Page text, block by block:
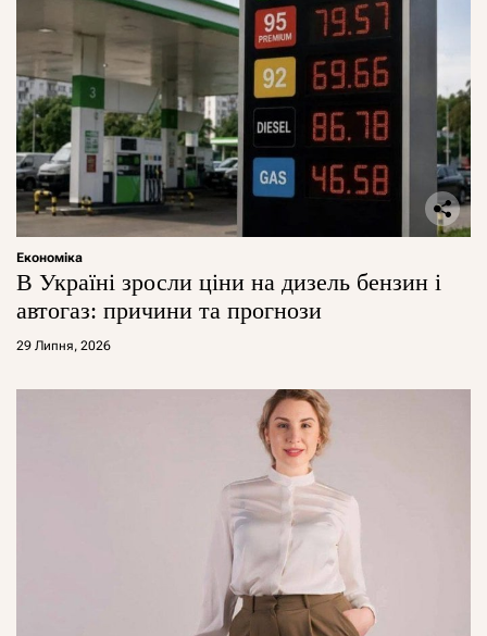
Економіка
В Україні зросли ціни на дизель бензин і
автогаз: причини та прогнози
29 Липня, 2026